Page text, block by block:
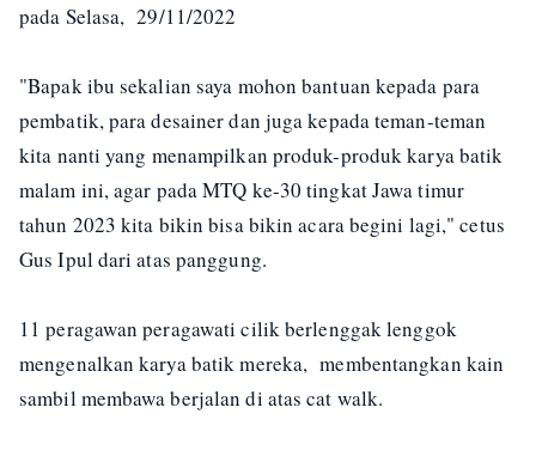
pada Selasa, 29/11/2022
"Bapak ibu sekalian saya mohon bantuan kepada para
pembatik, para desainer dan juga kepada teman-teman
kita nanti yang menampilkan produk-produk karya batik
malam ini, agar pada MTQ ke-30 tingkat Jawa timur
tahun 2023 kita bikin bisa bikin acara begini lagi," cetus
Gus Ipul dari atas panggung.
11 peragawan peragawati cilik berlenggak lenggok
mengenalkan karya batik mereka, membentangkan kain
sambil membawa berjalan di atas cat walk.